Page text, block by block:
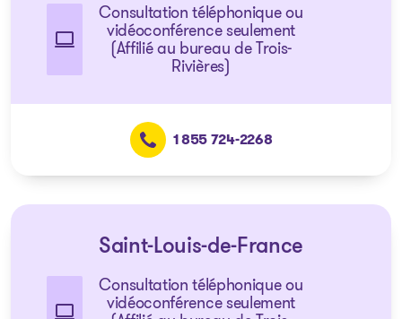
Consultation téléphonique ou
vidéoconférence seulement
(Affilié au bureau de Trois-
Rivières)
1 855 724-2268
Saint-Louis-de-France
Consultation téléphonique ou
vidéoconférence seulement